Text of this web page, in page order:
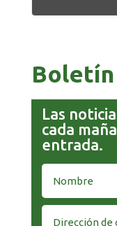
Las
cada
entrada.